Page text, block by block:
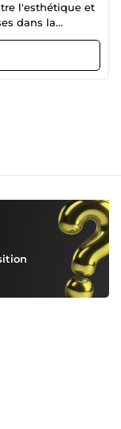
l'esthétique et
dans la
et le
Ma
des projets
les contraintes
&amp;
de systèmes, je
sert ma
performants.